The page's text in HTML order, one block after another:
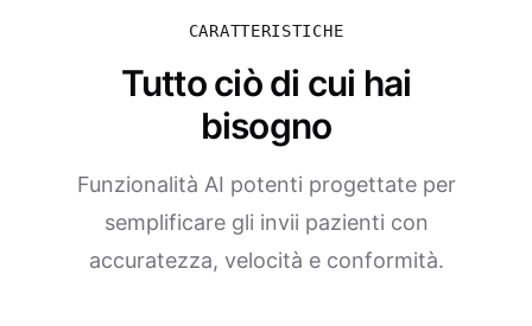
CARATTERISTICHE
Tutto ciò di cui hai
bisogno
Funzionalità AI potenti progettate per
semplificare gli invii pazienti con
accuratezza, velocità e conformità.